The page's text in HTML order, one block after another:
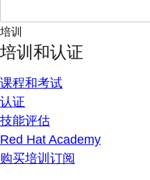
培训
培训和认证
课程和考试
认证
技能评估
Red Hat Academy
购买培训订阅